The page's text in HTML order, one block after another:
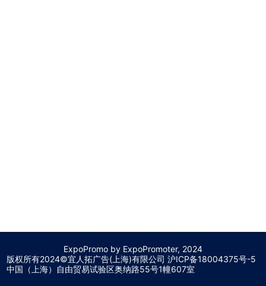
ExpoPromo by ExpoPromoter, 2024
版权所有2024©宜人拓广告(上海)有限公司 沪ICP备18004375号-5
中国（上海）自由贸易试验区奥纳路55号1幢607室